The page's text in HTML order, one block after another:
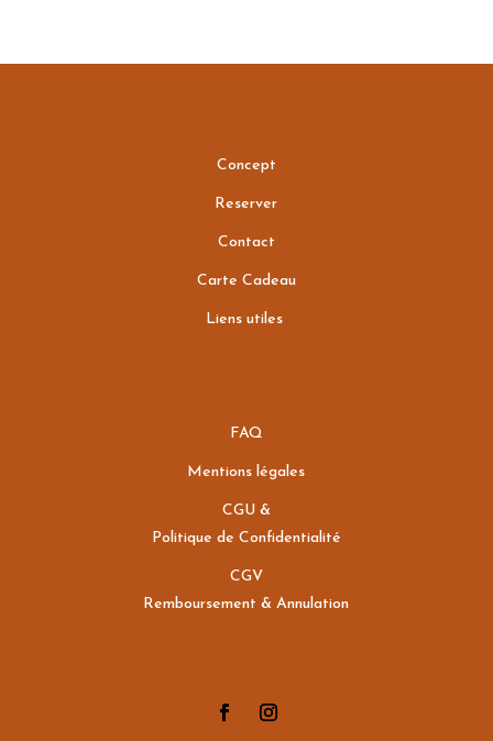
Concept
Reserver
Contact
Carte Cadeau
Liens utiles
FAQ
Mentions légales
CGU &
Politique de Confidentialité
CGV
Remboursement & Annulation